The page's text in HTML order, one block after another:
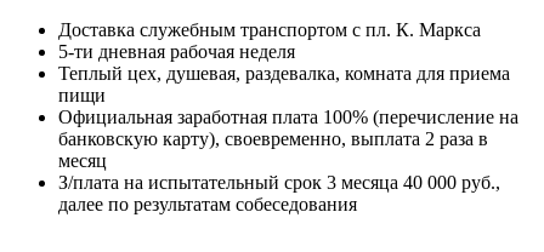
Доставка служебным транспортом с пл. К. Маркса
5-ти дневная рабочая неделя
Теплый цех, душевая, раздевалка, комната для приема
пищи
Официальная заработная плата 100% (перечисление на
банковскую карту), своевременно, выплата 2 раза в
месяц
З/плата на испытательный срок 3 месяца 40 000 руб.,
далее по результатам собеседования